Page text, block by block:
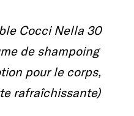
Cocci Nella 30
de shampoing
pour le corps,
rafraîchissante)